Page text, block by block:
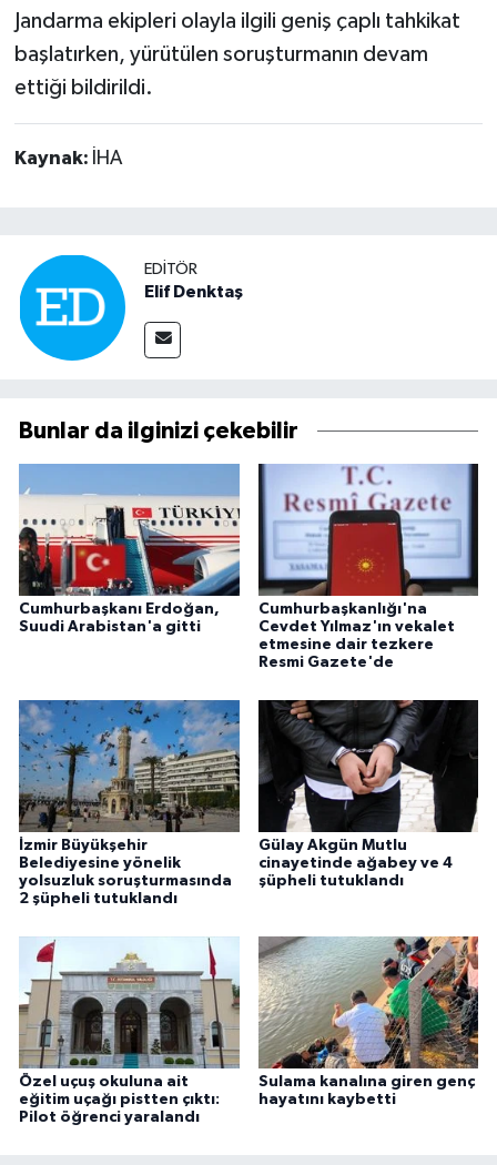
Jandarma ekipleri olayla ilgili geniş çaplı tahkikat
başlatırken, yürütülen soruşturmanın devam
ettiği bildirildi.
Kaynak: İHA
EDITÖR
Elif Denktaş
Bunlar da ilginizi çekebilir
Cumhurbaşkanı Erdoğan,
Suudi Arabistan'a gitti
Cumhurbaşkanlığı'na
Cevdet Yılmaz'ın vekalet
etmesine dair tezkere
Resmi Gazete'de
İzmir Büyükşehir
Belediyesine yönelik
yolsuzluk soruşturmasında
2 şüpheli tutuklandı
Gülay Akgün Mutlu
cinayetinde ağabey ve 4
şüpheli tutuklandı
Özel uçuş okuluna ait
eğitim uçağı pistten çıktı:
Pilot öğrenci yaralandı
Sulama kanalına giren genç
hayatını kaybetti